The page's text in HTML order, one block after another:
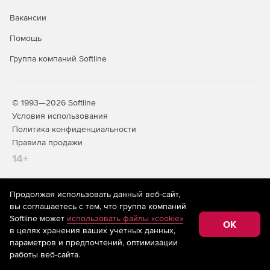
Burstek LogAnalyzer предоставляет возможность
генерирования подробных отчетов на уровне всего
или отдельного пользователя:
Итоговый отчет о работе предприятия.
Отчет по результатам аудита пользователей.
Вакансии
Помощь
Группа компаний Softline
© 1993—2026 Softline
Условия использования
Политика конфиденциальности
Правила продажи
14+
На информационном ресурсе store.softline.ru применяются
рекомендательные технологии(информационные технологии
предоставления информации на основе сбора,
систематизации и анализа сведений, относящихся к
предпочтениям пользователей сети «Интернет»,
находящихся на территории Российской Федерации)
Продолжая использовать данный веб-сайт,
вы соглашаетесь с тем, что группа компаний
Softline может использовать файлы «cookie»
в целях хранения ваших учетных данных,
параметров и предпочтений, оптимизации
работы веб-сайта.
OK